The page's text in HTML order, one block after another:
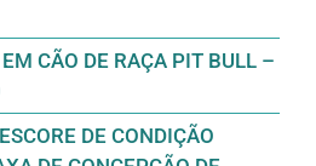
CÃO DE RAÇA PIT BULL –
DE CONDIÇÃO